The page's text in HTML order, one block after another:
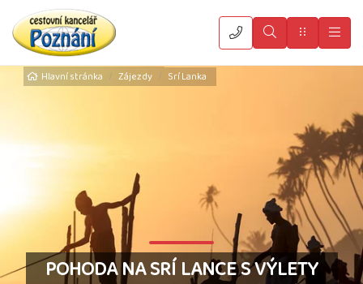
VyhledatMenu
Hlavní stránka Zájezdy Srí Lanka
POHODA NA SRÍ LANCE S VÝLETY